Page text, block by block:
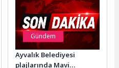
Gündem
Ayvalık Belediyesi
plajlarında Mavi